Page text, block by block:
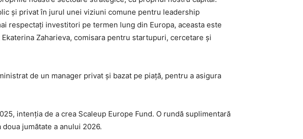
și privat în jurul unei viziuni comune pentru leadership
respectați investitori pe termen lung din Europa, aceasta este
Zaharieva, comisara pentru startupuri, cercetare și
de un manager privat și bazat pe piață, pentru a asigura
intenția de a crea Scaleup Europe Fund. O rundă suplimentară
jumătate a anului 2026.